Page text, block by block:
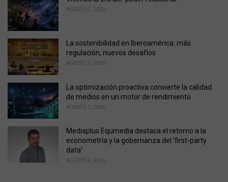
AGOSTO 7, 2026
La sostenibilidad en Iberoamérica: más
regulación, nuevos desafíos
AGOSTO 6, 2026
La optimización proactiva convierte la calidad
de medios en un motor de rendimiento
AGOSTO 5, 2026
Mediaplus Equmedia destaca el retorno a la
econometría y la gobernanza del 'first-party
data'
AGOSTO 4, 2026